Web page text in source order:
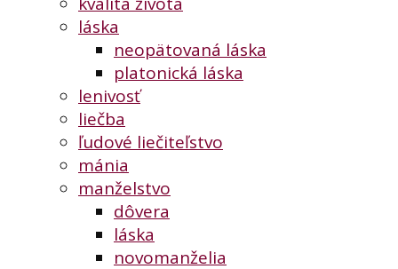
láska
neopätovaná láska
platonická láska
lenivosť
liečba
ľudové liečiteľstvo
mánia
manželstvo
dôvera
láska
novomanželia